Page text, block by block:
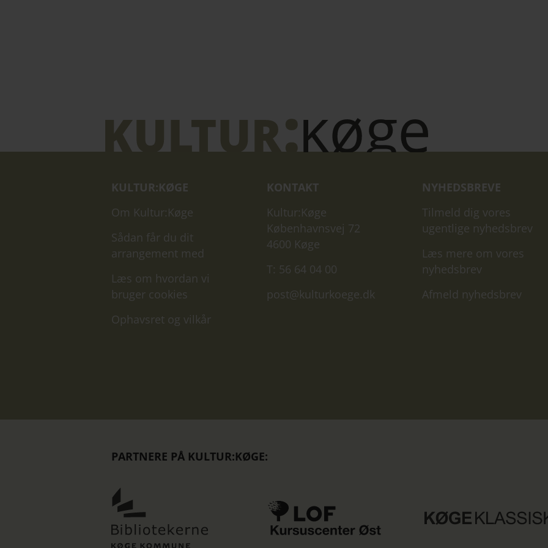
KULTUR:KØGE
Om Kultur:Køge
Sådan får du dit
arrangement med
Læs om hvordan vi
bruger cookies
Ophavsret og vilkår
KONTAKT
Kultur:Køge
Københavnsvej 72
4600 Køge
T: 56 64 04 00
post@kulturkoege.dk
NYHEDSBREVE
Tilmeld dig vores
ugentlige nyhedsbrev
Læs mere om vores
nyhedsbrev
Afmeld nyhedsbrev
PARTNERE PÅ KULTUR:KØGE:
Bibliotekerne
er
Kursuscenter